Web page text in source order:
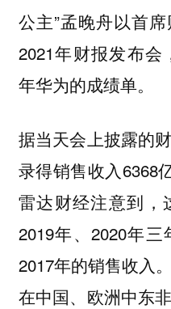
公主”孟晚舟以首
2021年财报发布会
年华为的成绩单。
据当天会上披露的
录得销售收入6368
雷达财经注意到，
2019年、2020年
2017年的销售收入
在中国、欧洲中东